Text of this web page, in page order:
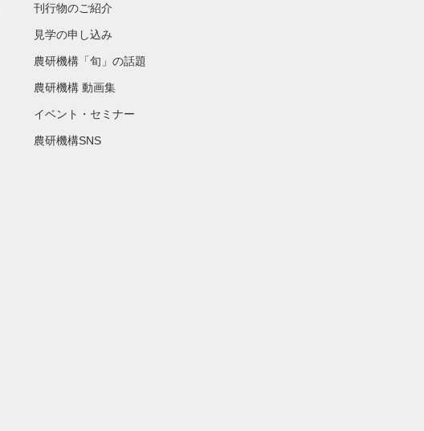
刊行物のご紹介
見学の申し込み
農研機構「旬」の話題
農研機構 動画集
イベント・セミナー
農研機構SNS